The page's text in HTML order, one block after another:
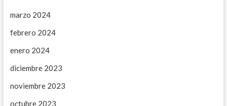
marzo 2024
febrero 2024
enero 2024
diciembre 2023
noviembre 2023
octubre 2023